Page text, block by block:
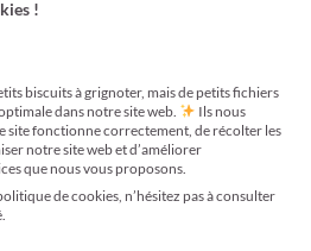
juridique lors de
!
biscuits à grignoter, mais de petits fichiers
dans notre site web.
Ils nous
site fonctionne correctement, de récolter les
notre site web et d’améliorer
que nous vous proposons.
de cookies, n’hésitez pas à consulter